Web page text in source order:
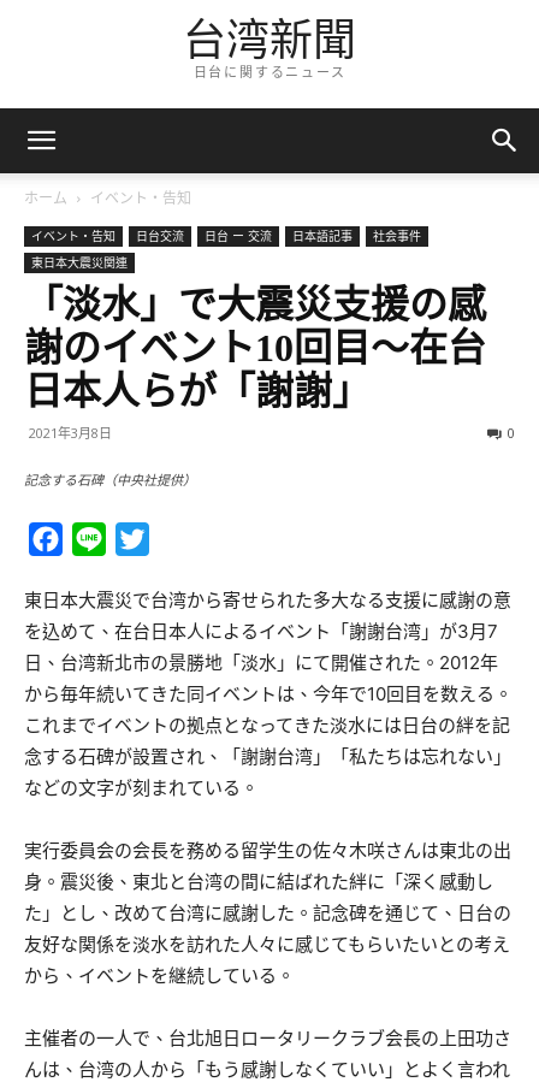
台湾新聞
日台に関するニュース
ホーム イベント・告知
イベント・告知 日台交流 日台 ー 交流 日本語記事
社会事件
東日本大震災関連
「淡水」で大震災支援の感
謝のイベント10回目～在台
日本人らが「謝謝」
2021年3月8日 0
記念する石碑（中央社提供）
Facebook
Line
東日本大震災で台湾から寄せられた多大なる支援に感謝の意
を込めて、在台日本人によるイベント「謝謝台湾」が3月7
日、台湾新北市の景勝地「淡水」にて開催された。2012年
から毎年続いてきた同イベントは、今年で10回目を数える。
これまでイベントの拠点となってきた淡水には日台の絆を記
念する石碑が設置され、「謝謝台湾」「私たちは忘れない」
などの文字が刻まれている。
実行委員会の会長を務める留学生の佐々木咲さんは東北の出
身。震災後、東北と台湾の間に結ばれた絆に「深く感動し
た」とし、改めて台湾に感謝した。記念碑を通じて、日台の
友好な関係を淡水を訪れた人々に感じてもらいたいとの考え
から、イベントを継続している。
主催者の一人で、台北旭日ロータリークラブ会長の上田功さ
んは、台湾の人から「もう感謝しなくていい」とよく言われ